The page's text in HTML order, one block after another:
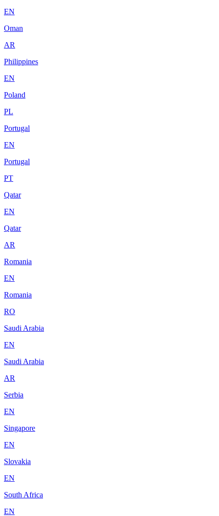
EN
Oman
AR
Philippines
EN
Poland
PL
Portugal
EN
Portugal
PT
Qatar
EN
Qatar
AR
Romania
EN
Romania
RO
Saudi Arabia
EN
Saudi Arabia
AR
Serbia
EN
Singapore
EN
Slovakia
EN
South Africa
EN